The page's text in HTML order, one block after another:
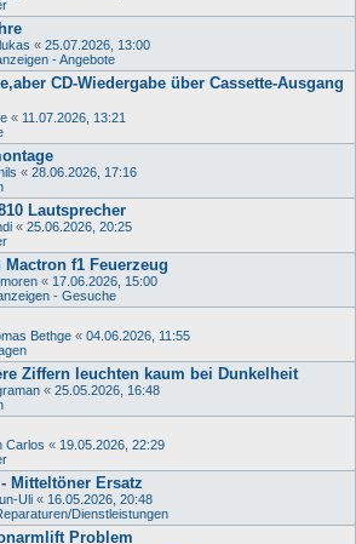
« 25.07.2026, 13:00
- Angebote
CD-Wiedergabe über Cassette-Ausgang
« 11.07.2026, 13:21
« 28.06.2026, 17:16
Lautsprecher
« 25.06.2026, 20:25
f1 Feuerzeug
« 17.06.2026, 15:00
- Gesuche
Bethge « 04.06.2026, 11:55
Ziffern leuchten kaum bei Dunkelheit
« 25.05.2026, 16:48
Carlos « 19.05.2026, 22:29
Mitteltöner Ersatz
Uli « 16.05.2026, 20:48
Dienstleistungen
Problem